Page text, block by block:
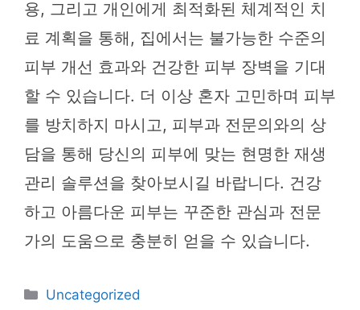
용, 그리고 개인에게 최적화된 체계적인 치
료 계획을 통해, 집에서는 불가능한 수준의
피부 개선 효과와 건강한 피부 장벽을 기대
할 수 있습니다. 더 이상 혼자 고민하며 피부
를 방치하지 마시고, 피부과 전문의와의 상
담을 통해 당신의 피부에 맞는 현명한 재생
관리 솔루션을 찾아보시길 바랍니다. 건강
하고 아름다운 피부는 꾸준한 관심과 전문
가의 도움으로 충분히 얻을 수 있습니다.
카
Uncategorized